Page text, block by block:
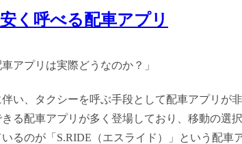
く呼べる配車アプリ
アプリは実際どうなのか？」
い、タクシーを呼ぶ手段として配車アプリが
る配車アプリが多く登場しており、移動の選
るのが「S.RIDE（エスライド）」という配車